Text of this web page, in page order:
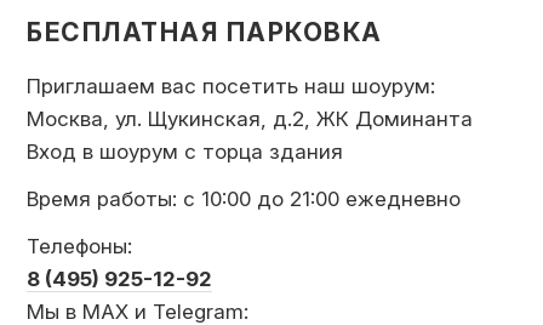
БЕСПЛАТНАЯ ПАРКОВКА
Приглашаем вас посетить наш шоурум:
Москва, ул. Щукинская, д.2, ЖК Доминанта
Вход в шоурум с торца здания
Время работы: с 10:00 до 21:00 ежедневно
Телефоны:
8 (495) 925-12-92
Мы в MAX и Telegram:
КОНТАКТЫ
КАТАЛОГ МЕБЕЛИ